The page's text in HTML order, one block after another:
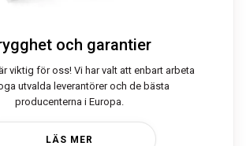
och garantier
viktig för oss! Vi har valt att enbart arbeta
utvalda leverantörer och de bästa
producenterna i Europa.
LÄS MER